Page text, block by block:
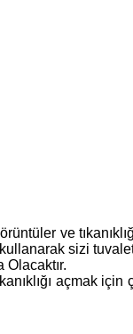
ve
sizi tuvalet
Olacaktır.
açmak